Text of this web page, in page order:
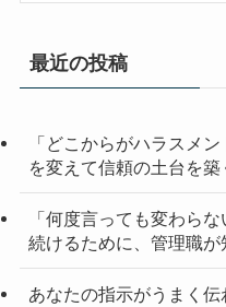
最近の投稿
「どこからがハラスメ
を変えて信頼の土台を築
「何度言っても変わら
続けるために、管理職が
あなたの指示がうまく伝